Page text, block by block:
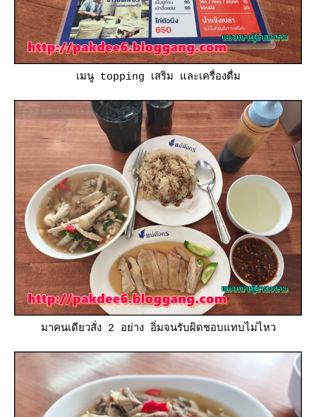
เมนู topping เสริม และเครื่องดื่ม
มาคนเดียวสั่ง 2 อย่าง อิ่มจนรับผิดชอบแทบไม่ไหว